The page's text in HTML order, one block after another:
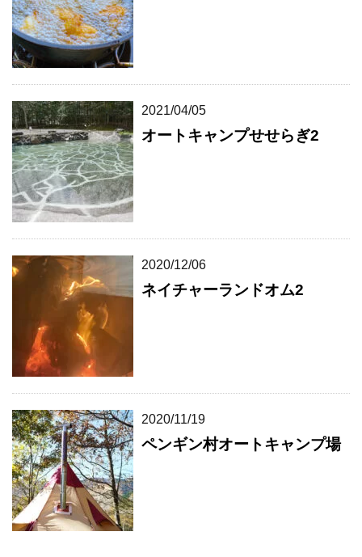
2021/04/05
オートキャンプせせらぎ2
2020/12/06
ネイチャーランドオム2
2020/11/19
ペンギン村オートキャンプ場